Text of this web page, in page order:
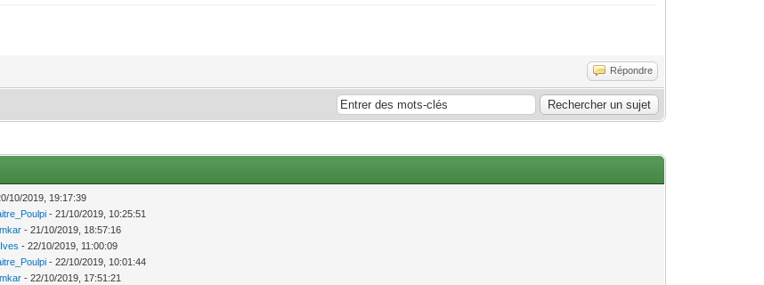
Répondre
10/2019, 19:17:39
- 21/10/2019, 10:25:51
- 21/10/2019, 18:57:16
Ives - 22/10/2019, 11:00:09
- 22/10/2019, 10:01:44
- 22/10/2019, 17:51:21